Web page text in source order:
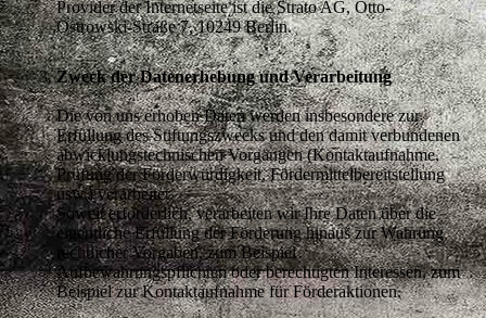
Provider der Internetseite ist die Strato AG, Otto-
Ostrowski-Straße 7, 10249 Berlin.
Zweck der Datenerhebung und Verarbeitung
Die von uns erhoben Daten werden insbesondere zur
Erfüllung des Stiftungszwecks und den damit verbundenen
abwicklungstechnischen Vorgängen (Kontaktaufnahme,
Prüfung der Förderwürdigkeit, Fördermittelbereitstellung
usw.) verarbeitet.
Soweit erforderlich, verarbeiten wir Ihre Daten über die
eigentliche Erfüllung der Förderung hinaus zur Wahrung
rechtlicher Vorgaben, zum Beispiel
Aufbewahrungspflichten oder berechtigten Interessen, zum
Beispiel zur Kontaktaufnahme für Förderaktionen.